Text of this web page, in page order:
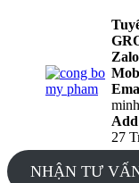
Add
27
NHẬN TƯ